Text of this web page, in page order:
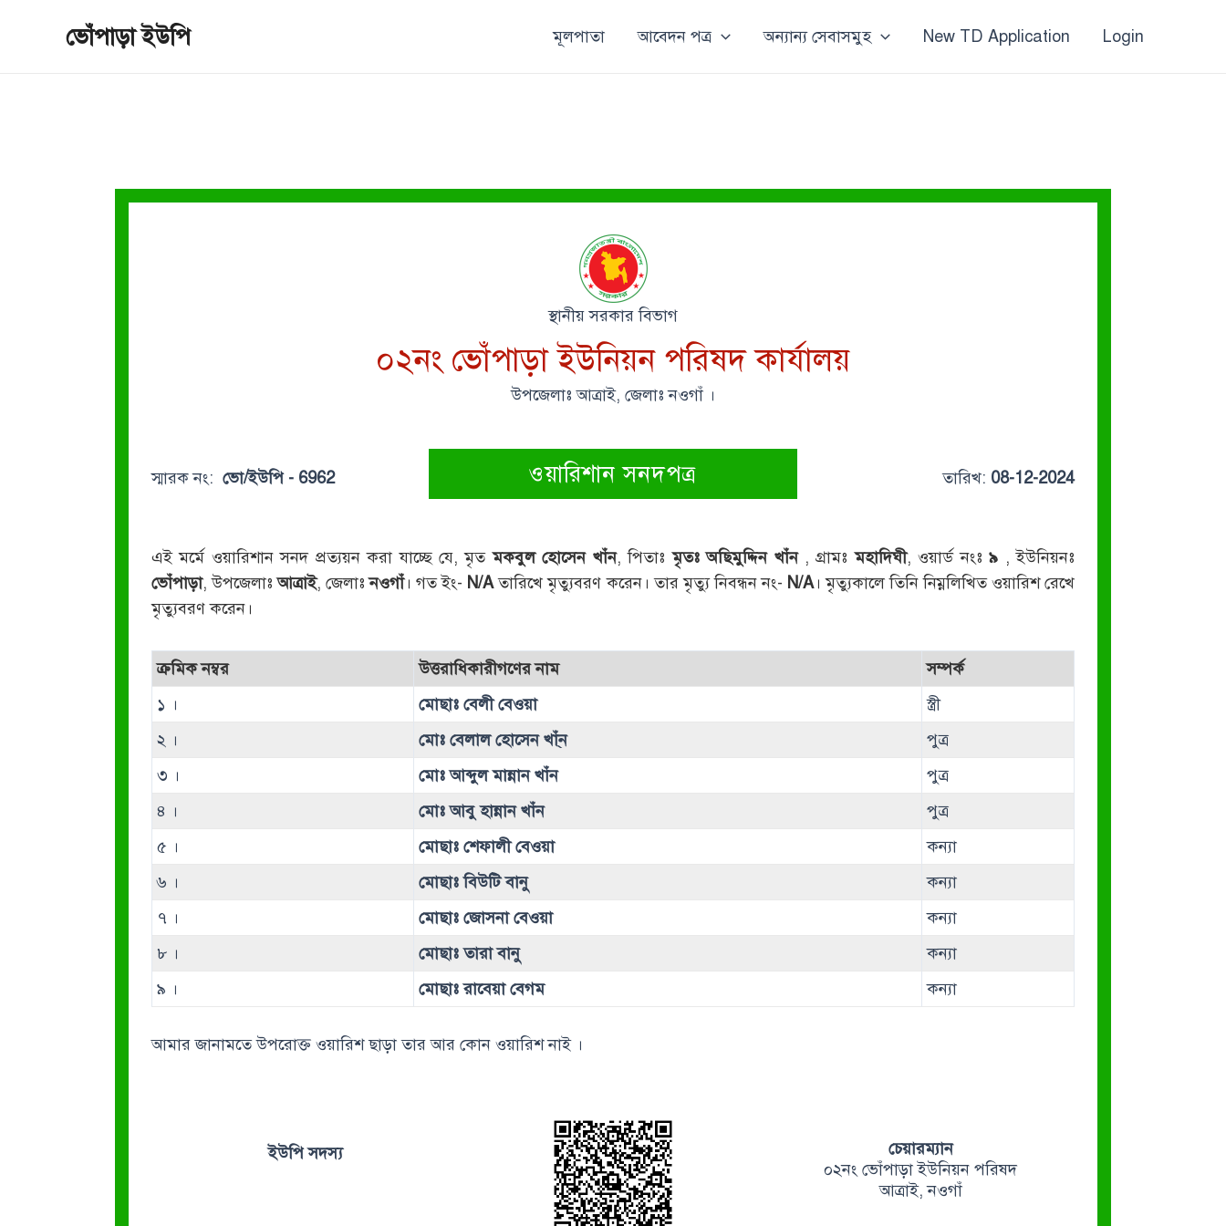
ভোঁপাড়া ইউপি মূলপাতা আবেদন পত্র অন্যান্য সেবাসমুহ New TD Application Login
স্থানীয় সরকার বিভাগ
০২নং ভোঁপাড়া ইউনিয়ন পরিষদ কার্যালয়
উপজেলাঃ আত্রাই, জেলাঃ নওগাঁ ।
স্মারক নং: ভো/ইউপি - 6962 ওয়ারিশান সনদপত্র তারিখ: 08-12-2024
এই মর্মে ওয়ারিশান সনদ প্রত্যয়ন করা যাচ্ছে যে, মৃতমকবুল হোসেন খাঁন, পিতাঃমৃতঃ অছিমুদ্দিন খাঁন, গ্রামঃমহাদিঘী, ওয়ার্ড নংঃ৯ , ইউনিয়নঃ
ভোঁপাড়া, উপজেলাঃআত্রাই, জেলাঃনওগাঁ। গত ইং- N/Aতারিখে মৃত্যুবরণ করেন। তার মৃত্যু নিবন্ধন নং- N/A। মৃত্যুকালে তিনি নিম্নলিখিত ওয়ারিশ রেখে
মৃত্যুবরণ করেন।
ক্রমিক নম্বর উত্তরাধিকারীগণের নাম
সম্পর্ক
১ ।
মোছাঃ বেলী বেওয়া
স্ত্রী
২ ।
মোঃ বেলাল হোসেন খা্ঁন
পুত্র
৩ ।
মোঃ আব্দুল মান্নান খাঁন
পুত্র
৪ ।
মোঃ আবু হান্নান খাঁন
পুত্র
৫ ।
মোছাঃ শেফালী বেওয়া
কন্যা
৬ ।
মোছাঃ বিউটি বানু
কন্যা
৭ ।
মোছাঃ জোসনা বেওয়া
কন্যা
৮ ।
মোছাঃ তারা বানু
কন্যা
৯ ।
মোছাঃ রাবেয়া বেগম কন্যা
আমার জানামতে উপরোক্ত ওয়ারিশ ছাড়া তার আর কোন ওয়ারিশ নাই ।
ইউপি সদস্য
চেয়ারম্যান
০২নং ভোঁপাড়া ইউনিয়ন পরিষদ
আত্রাই, নওগাঁ